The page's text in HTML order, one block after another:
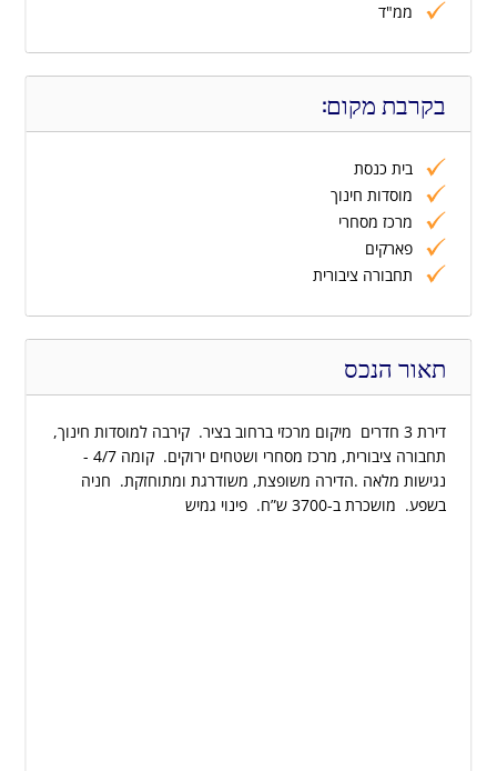
ממ"ד
בקרבת מקום:
בית כנסת
מוסדות חינוך
מרכז מסחרי
פארקים
תחבורה ציבורית
תאור הנכס
דירת 3 חדרים  מיקום מרכזי ברחוב בציר.  קירבה למוסדות חינוך,
תחבורה ציבורית, מרכז מסחרי ושטחים ירוקים.  קומה 4/7 -
נגישות מלאה .הדירה משופצת, משודרגת ומתוחזקת.  חניה
בשפע.  מושכרת ב-3700 ש”ח.  פינוי גמיש